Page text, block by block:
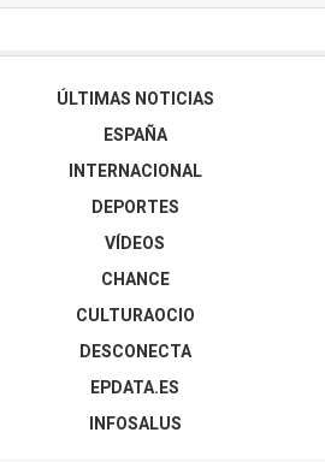
ÚLTIMAS NOTICIAS
ESPAÑA
INTERNACIONAL
DEPORTES
VÍDEOS
CHANCE
CULTURAOCIO
DESCONECTA
EPDATA.ES
INFOSALUS